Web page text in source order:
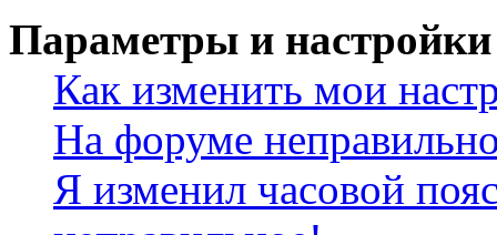
Параметры и настройки
Как изменить мои
На форуме
Я изменил часовой